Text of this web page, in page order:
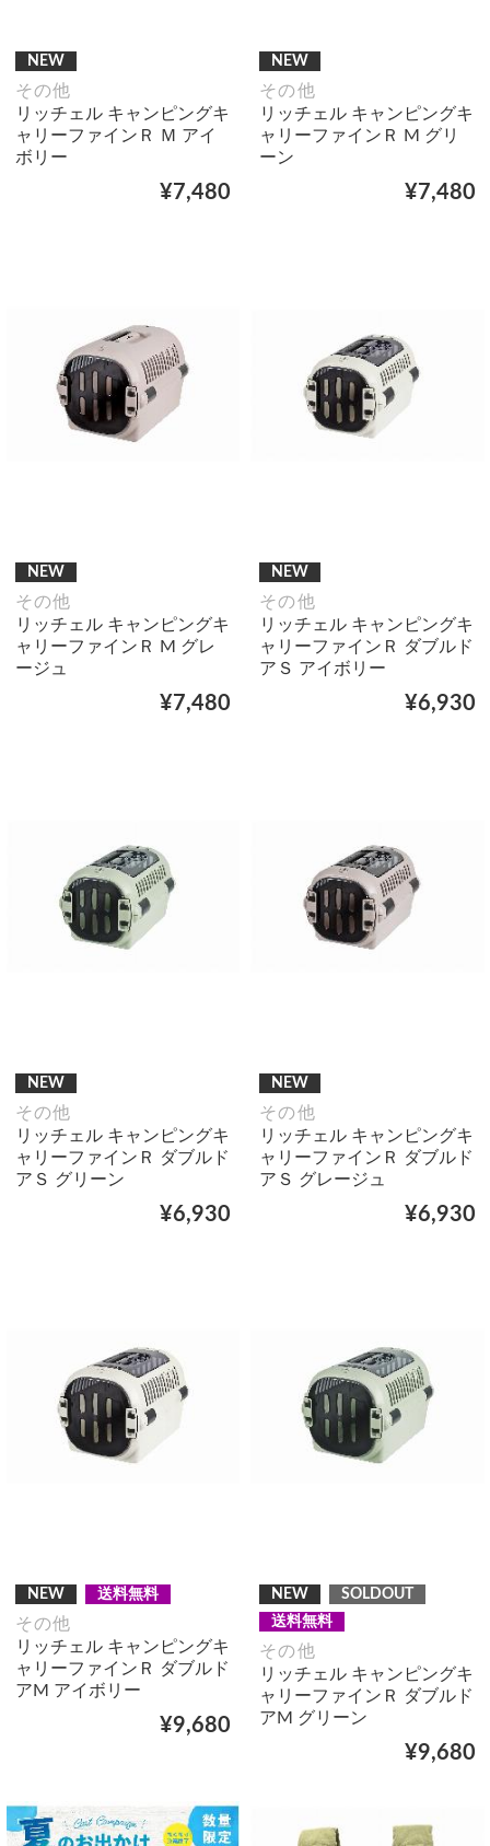
NEW
その他
リッチェル キャンピングキ
ャリーファインＲ Ｍ アイ
ボリー
¥7,480
NEW
その他
リッチェル キャンピングキ
ャリーファインＲ M グリ
ーン
¥7,480
NEW
その他
リッチェル キャンピングキ
ャリーファインＲ M グレ
ージュ
¥7,480
NEW
その他
リッチェル キャンピングキ
ャリーファインＲ ダブルド
アＳ アイボリー
¥6,930
NEW
その他
リッチェル キャンピングキ
ャリーファインＲ ダブルド
アＳ グリーン
¥6,930
NEW
その他
リッチェル キャンピングキ
ャリーファインＲ ダブルド
アＳ グレージュ
¥6,930
NEW 送料無料
その他
リッチェル キャンピングキ
ャリーファインＲ ダブルド
アM アイボリー
¥9,680
NEW
SOLDOUT
送料無料
その他
リッチェル キャンピングキ
ャリーファインＲ ダブルド
アM グリーン
¥9,680